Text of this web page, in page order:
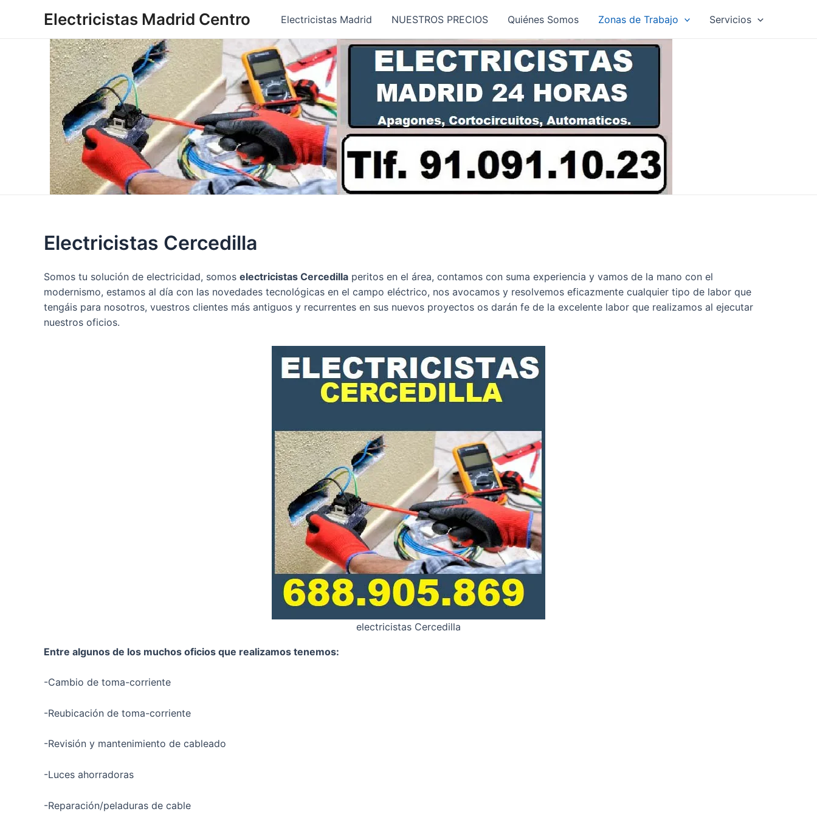
Electricistas Madrid Centro Electricistas Madrid NUESTROS PRECIOS Quiénes Somos Zonas de Trabajo Servicios
Electricistas Cercedilla
Somos tu solución de electricidad, somos electricistas Cercedilla peritos en el área, contamos con suma experiencia y vamos de la mano con el
modernismo, estamos al día con las novedades tecnológicas en el campo eléctrico, nos avocamos y resolvemos eficazmente cualquier tipo de labor que
tengáis para nosotros, vuestros clientes más antiguos y recurrentes en sus nuevos proyectos os darán fe de la excelente labor que realizamos al ejecutar
nuestros oficios.
electricistas Cercedilla
Entre algunos de los muchos oficios que realizamos tenemos:
-Cambio de toma-corriente
-Reubicación de toma-corriente
-Revisión y mantenimiento de cableado
-Luces ahorradoras
-Reparación/peladuras de cable